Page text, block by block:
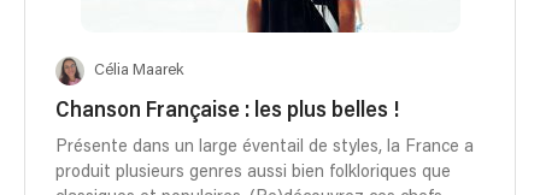
Célia Maarek
Chanson Française : les plus belles !
Présente dans un large éventail de styles, la France a
produit plusieurs genres aussi bien folkloriques que